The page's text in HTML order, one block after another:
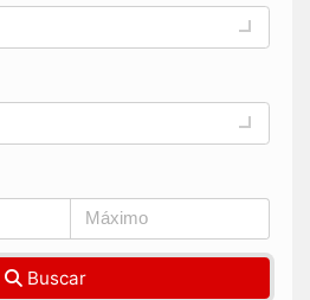
Buscar